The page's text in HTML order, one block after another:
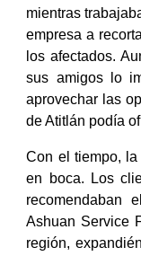
mientras
empresa a
los afectados.
sus amigos lo
aprovechar las
de Atitlán podía
Con el tiempo,
en boca. Los
recomendaban
Ashuan Service
región,expandi